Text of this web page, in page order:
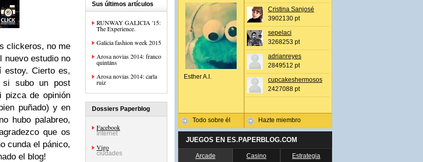
clickeros, no me
nuevo estudio no
estoy. Cierto es,
subo un post
pizca de opinión
puñado) y en
hubo palabreo,
que os
cunda el pánico,
el blog!
Sus últimos artículos
RUNWAY GALICIA '15:
The Experience.
Galicia fashion week 2015
Arosa novias 2014: franco
quintáns
Arosa novias 2014: carla
ruiz
Dossiers Paperblog
Facebook
Internet
Vigo
ciudades
Esther A.l.
Todo sobre él
Cristina Sanjosé
3902130 pt
sepelaci
3268253 pt
adrianreyes
2849512 pt
cupcakeshermosos
2427088 pt
Hazte miembro
JUEGOS EN ES.PAPERBLOG.COM
Arcade Casino Estrategia